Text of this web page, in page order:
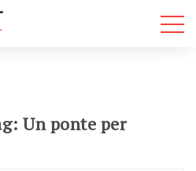
Un ponte per